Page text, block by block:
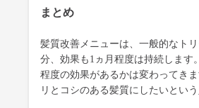
まとめ
髪質改善メニューは、一般的なト
分、効果も1ヵ月程度は持続します
程度の効果があるかは変わってき
リとコシのある髪質にしたいとい